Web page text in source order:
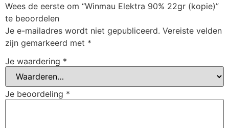
Wees de eerste om “Winmau Elektra 90% 22gr (kopie)”
te beoordelen
Je e-mailadres wordt niet gepubliceerd. Vereiste velden
zijn gemarkeerd met *
Je waardering *
Je beoordeling *